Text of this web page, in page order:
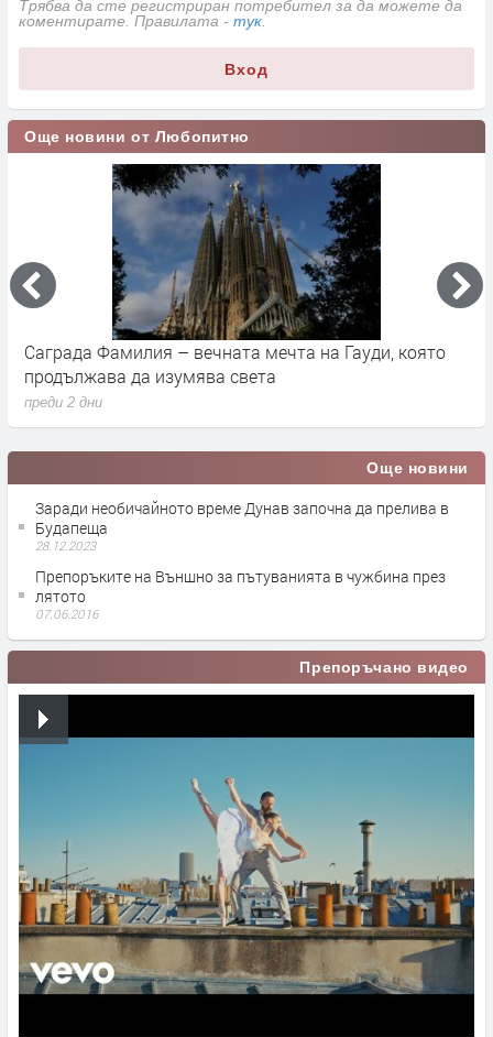
Трябва да сте регистриран потребител за да можете да
коментирате. Правилата - тук
Вход
Още новини от Любопитно
Саграда Фамилия – вечната мечта на Гауди, която
продължава да изумява света
преди 2 дни
Още новини
Заради необичайното време Дунав започна да прелива в
Будапеща
28.12.2023
Препоръките на Външно за пътуванията в чужбина през
лятото
07.06.2016
Препоръчано видео